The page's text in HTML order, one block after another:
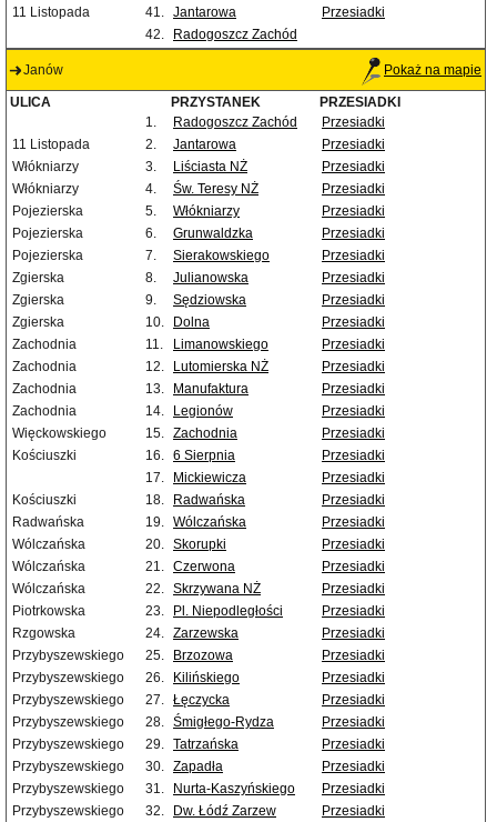
11 Listopada
41. Jantarowa
Przesiadki
42.
Radogoszcz Zachód
Janów Pokaż na mapie
ULICA PRZYSTANEK
PRZESIADKI
1.
Radogoszcz Zachód
Przesiadki
11 Listopada
2. Jantarowa
Przesiadki
Włókniarzy
3. Liściasta NŻ
Przesiadki
Włókniarzy
4. Św. Teresy NŻ
Przesiadki
Pojezierska
5. Włókniarzy
Przesiadki
Pojezierska
6. Grunwaldzka
Przesiadki
Pojezierska
7. Sierakowskiego
Przesiadki
Zgierska
8. Julianowska
Przesiadki
Zgierska
9. Sędziowska
Przesiadki
Zgierska
10. Dolna
Przesiadki
Zachodnia
11. Limanowskiego
Przesiadki
Zachodnia
12. Lutomierska NŻ
Przesiadki
Zachodnia
13. Manufaktura
Przesiadki
Zachodnia
14. Legionów
Przesiadki
Więckowskiego
15. Zachodnia
Przesiadki
Kościuszki
16. 6 Sierpnia
Przesiadki
17.
Mickiewicza
Przesiadki
Kościuszki
18. Radwańska
Przesiadki
Radwańska
19. Wólczańska
Przesiadki
Wólczańska
20. Skorupki
Przesiadki
Wólczańska
21. Czerwona
Przesiadki
Wólczańska
22. Skrzywana NŻ
Przesiadki
Piotrkowska
23. Pl. Niepodległości
Przesiadki
Rzgowska
24. Zarzewska
Przesiadki
Przybyszewskiego
25. Brzozowa
Przesiadki
Przybyszewskiego
26. Kilińskiego
Przesiadki
Przybyszewskiego
27. Łęczycka
Przesiadki
Przybyszewskiego
28. Śmigłego-Rydza
Przesiadki
Przybyszewskiego
29. Tatrzańska
Przesiadki
Przybyszewskiego
30. Zapadła
Przesiadki
Przybyszewskiego
31. Nurta-Kaszyńskiego
Przesiadki
Przybyszewskiego
32. Dw. Łódź Zarzew Przesiadki